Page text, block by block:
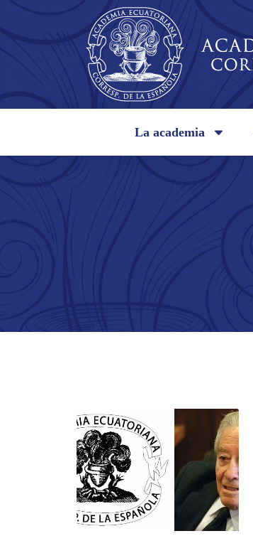
La academia